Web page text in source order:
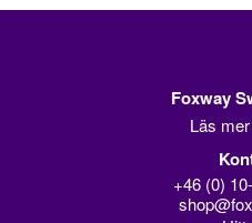
Foxway
Läs
+46 (0)